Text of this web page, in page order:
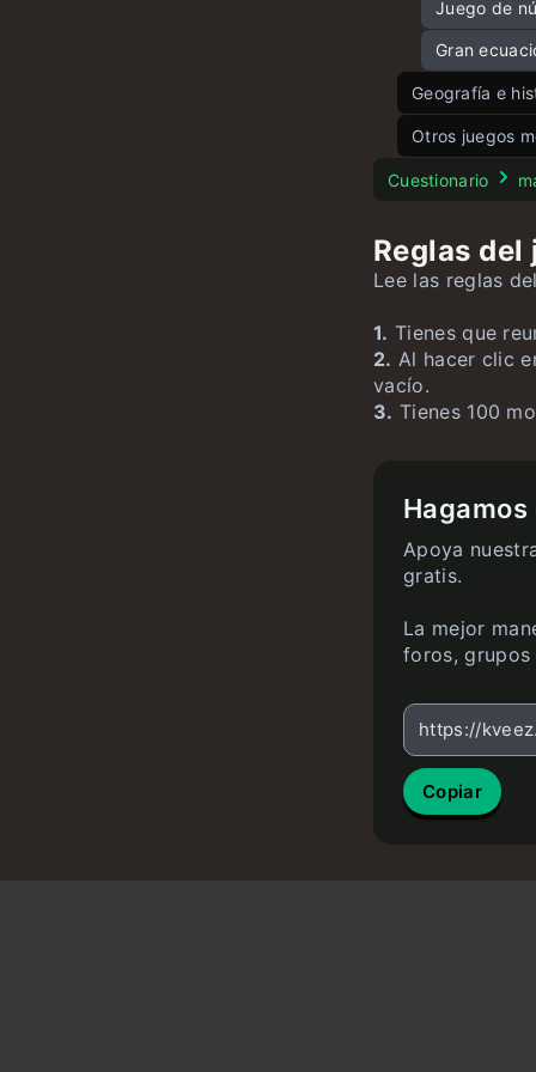
Juego de
Gran
Geografía e
Juego de
Juego de
Juego de
Otros juegos
Test de
Cuestionario
Reglas del
Lee las reglas
1. Tienes que
2. Al hacer clic
vacío.
3. Tienes 100
Apoya
gratis.
La mejor
foros, grupos
https://
Copiar